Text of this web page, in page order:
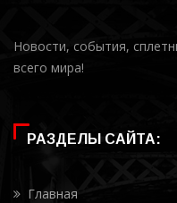
Новости, события,
всего мира!
РАЗДЕЛЫ САЙТА:
Главная